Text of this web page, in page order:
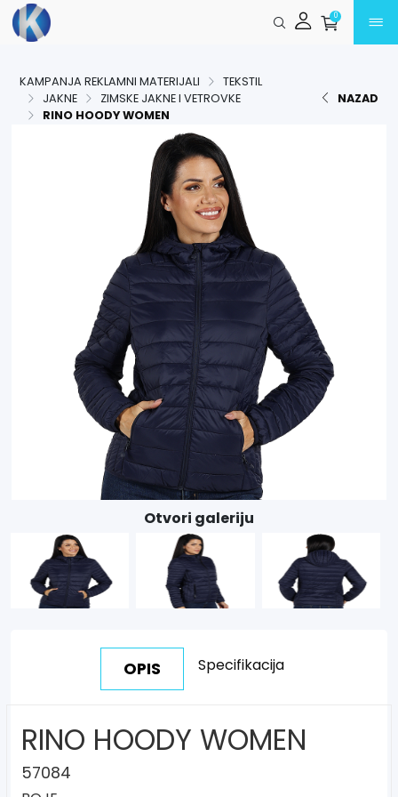
Preskoči na glavni sadržaj 0
KAMPANJA REKLAMNI MATERIJALI
TEKSTIL
JAKNE
ZIMSKE JAKNE I VETROVKE
RINO HOODY WOMEN
NAZAD
Otvori galeriju
OPIS Specifikacija
RINO HOODY WOMEN
57084